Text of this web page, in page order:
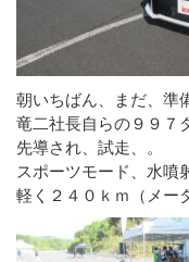
朝いちばん、まだ、準
竜二社長自らの９９７
先導され、試走、。
スポーツモード、水噴
軽く２４０ｋｍ（メー